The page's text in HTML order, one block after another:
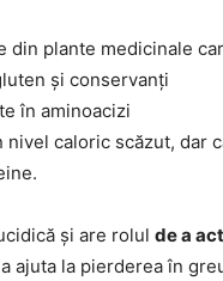
din plante medicinale
și conservanți
în aminoacizi
nivel caloric scăzut, dar
și are rolul de a
ajuta la pierderea în